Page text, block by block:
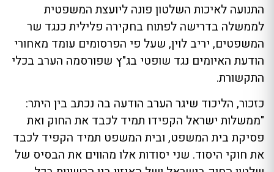
התנועה לאיכות השלטון פונה ליועצת המשפטית
לממשלה בדרישה לפתוח בחקירה פלילית כנגד שר
המשפטים, יריב לוין, שעל פי הפרסומים עומד מאחורי
הודעת האיומים נגד שופטי בג"ץ שפורסמה הערב בכלי
התקשורת.
כזכור, הליכוד שיגר הערב הודעה בה נכתב בין היתר:
"ממשלות ישראל הקפידו תמיד לכבד את החוק ואת
פסיקת בית המשפט, ובית המשפט תמיד הקפיד לכבד
את חוקי היסוד. שני יסודות אלו מהווים את הבסיס של